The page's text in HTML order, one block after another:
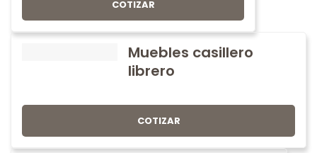
COTIZAR
Muebles casillero
librero
COTIZAR